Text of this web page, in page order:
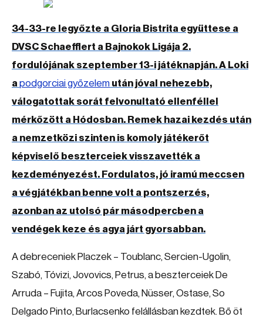
34-33-re legyőzte a Gloria Bistrita együttese a
DVSC Schaefflert a Bajnokok Ligája 2.
fordulójának szeptember 13-i játéknapján. A Loki
a podgorciai győzelem után jóval nehezebb,
válogatottak sorát felvonultató ellenféllel
mérkőzött a Hódosban. Remek hazai kezdés után
a nemzetközi szinten is komoly játékerőt
képviselő beszterceiek visszavették a
kezdeményezést. Fordulatos, jó iramú meccsen
a végjátékban benne volt a pontszerzés,
azonban az utolsó pár másodpercben a
vendégek keze és agya járt gyorsabban.
A debreceniek Placzek – Toublanc, Sercien-Ugolin,
Szabó, Tóvizi, Jovovics, Petrus, a beszterceiek De
Arruda – Fujita, Arcos Poveda, Nüsser, Ostase, So
Delgado Pinto, Burlacsenko felállásban kezdtek. Bő öt